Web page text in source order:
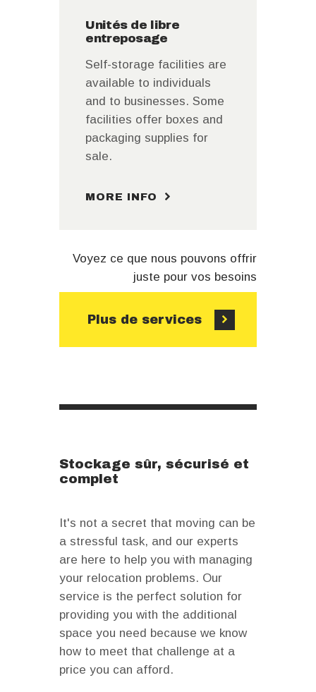
Unités de libre
entreposage
Self-storage facilities are
available to individuals
and to businesses. Some
facilities offer boxes and
packaging supplies for
sale.
MORE INFO
Voyez ce que nous pouvons offrir
juste pour vos besoins
Plus de services
Stockage sûr, sécurisé et
complet
It's not a secret that moving can be
a stressful task, and our experts
are here to help you with managing
your relocation problems. Our
service is the perfect solution for
providing you with the additional
space you need because we know
how to meet that challenge at a
price you can afford.